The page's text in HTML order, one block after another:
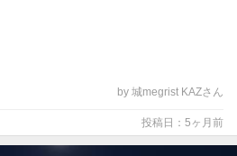
by 城megrist KAZさん
投稿日：5ヶ月前